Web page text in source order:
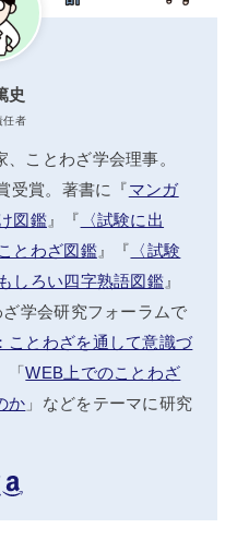
史
任者
ことわざ学会理事。
受賞。著書に『マンガ
図鑑』『 〈試験に出
とわざ図鑑』『 〈試験
しろい四字熟語図鑑』
学会研究フォーラムで
ことわざを通して意識づ
「WEB上でのことわざ
か 」などをテーマに研究